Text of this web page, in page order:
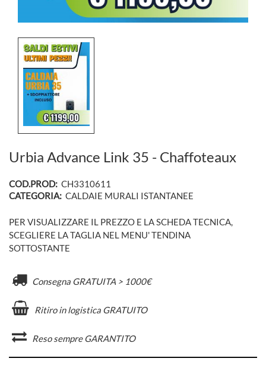
Urbia Advance Link 35 - Chaffoteaux
COD.PROD: CH3310611
CATEGORIA: CALDAIE MURALI ISTANTANEE
PER VISUALIZZARE IL PREZZO E LA SCHEDA TECNICA,
SCEGLIERE LA TAGLIA NEL MENU' TENDINA
SOTTOSTANTE
Consegna GRATUITA > 1000€
Ritiro in logistica GRATUITO
Reso sempre GARANTITO